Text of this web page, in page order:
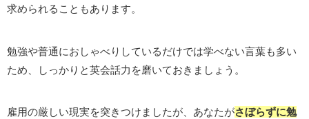
求められることもあります。
勉強や普通におしゃべりしているだけでは学べない言葉も多い
ため、しっかりと英会話力を磨いておきましょう。
雇用の厳しい現実を突きつけましたが、あなたがさぼらずに勉